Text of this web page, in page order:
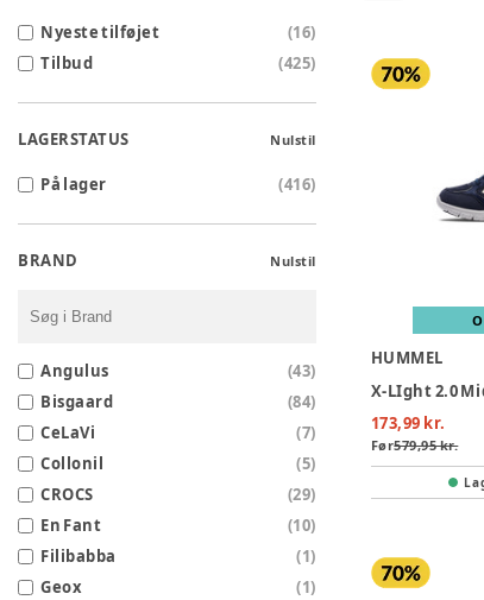
Nyeste tilføjet (16)
Tilbud
(425)
LAGERSTATUS Nulstil
På lager (416)
BRAND Nulstil
Angulus (43)
Bisgaard
(84)
CeLaVi
(7)
Collonil
(5)
CROCS
(29)
En Fant
(10)
Filibabba
(1)
Geox
(1)
HUMMEL
X-LIght 2.0
173,99 kr.
Før579,95 kr.